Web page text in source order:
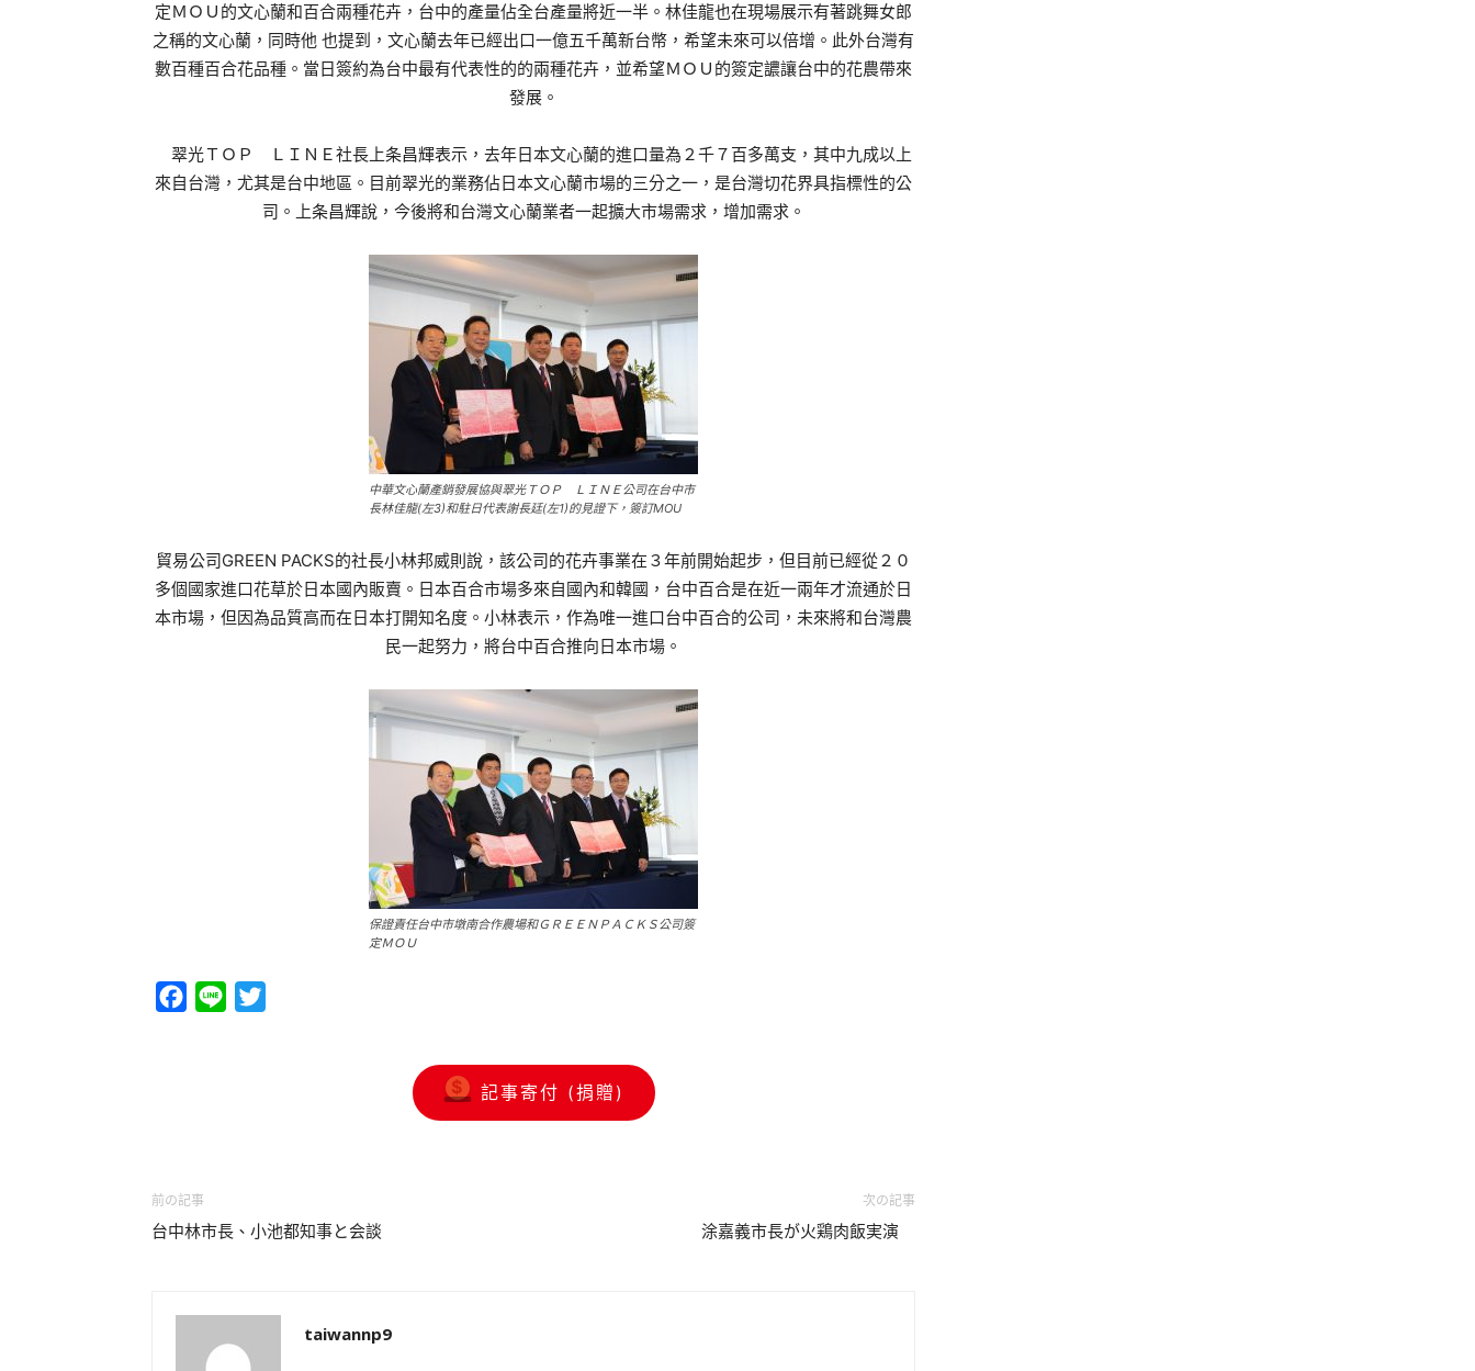
定ＭＯＵ的文心蘭和百合兩種花卉，台中的產量佔全台產量將近一半。林佳龍也在現場展示有著跳舞女郎
之稱的文心蘭，同時他 也提到，文心蘭去年已經出口一億五千萬新台幣，希望未來可以倍增。此外台灣有
數百種百合花品種。當日簽約為台中最有代表性的的兩種花卉，並希望ＭＯＵ的簽定譨讓台中的花農帶來
發展。
翠光ＴＯＰ ＬＩＮＥ社長上条昌輝表示，去年日本文心蘭的進口量為２千７百多萬支，其中九成以上
來自台灣，尤其是台中地區。目前翠光的業務佔日本文心蘭市場的三分之一，是台灣切花界具指標性的公
司。上条昌輝說，今後將和台灣文心蘭業者一起擴大市場需求，增加需求。
中華文心蘭產銷發展協與翠光ＴＯＰ ＬＩＮＥ公司在台中市
長林佳龍(左3)和駐日代表謝長廷(左1)的見證下，簽訂MOU
貿易公司GREEN PACKS的社長小林邦威則說，該公司的花卉事業在３年前開始起步，但目前已經從２０
多個國家進口花草於日本國內販賣。日本百合市場多來自國內和韓國，台中百合是在近一兩年才流通於日
本市場，但因為品質高而在日本打開知名度。小林表示，作為唯一進口台中百合的公司，未來將和台灣農
民一起努力，將台中百合推向日本市場。
保證責任台中市墩南合作農場和ＧＲＥＥＮＰＡＣＫＳ公司簽
定ＭＯＵ
Facebook
Line
記事寄付 (捐贈)
前の記事
台中林市長、小池都知事と会談
次の記事
涂嘉義市長が火鶏肉飯実演
taiwannp9